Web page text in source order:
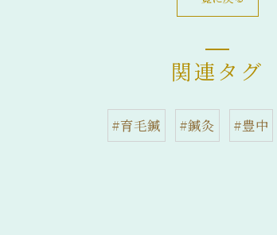
関連タグ
#育毛鍼 #鍼灸 #豊中